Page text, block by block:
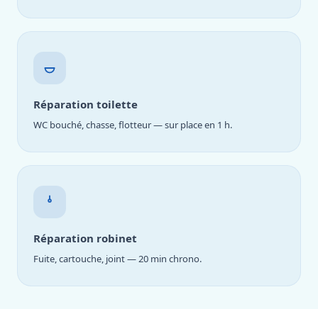
Réparation toilette
WC bouché, chasse, flotteur — sur place en 1 h.
Réparation robinet
Fuite, cartouche, joint — 20 min chrono.